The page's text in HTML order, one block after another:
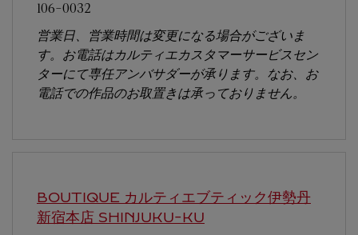
106-0032
営業日、営業時間は変更になる場合がございま
す。お電話はカルティエカスタマーサービスセン
ターにて専任アンバサダーが承ります。なお、お
電話での作品のお取置きは承っておりません。
BOUTIQUE カルティエブティック伊勢丹
新宿本店 SHINJUKU-KU